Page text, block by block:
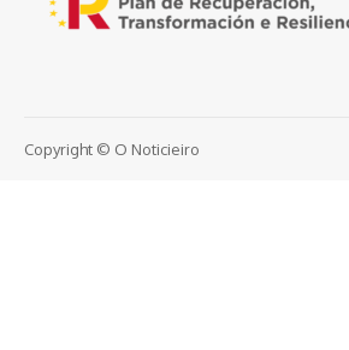
Copyright © O Noticieiro